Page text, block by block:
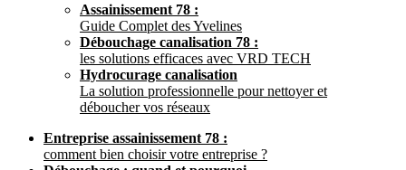
Assainissement 78 :
Guide Complet des Yvelines
Débouchage canalisation 78 :
les solutions efficaces avec VRD TECH
Hydrocurage canalisation
La solution professionnelle pour nettoyer et
déboucher vos réseaux
Entreprise assainissement 78 :
comment bien choisir votre entreprise ?